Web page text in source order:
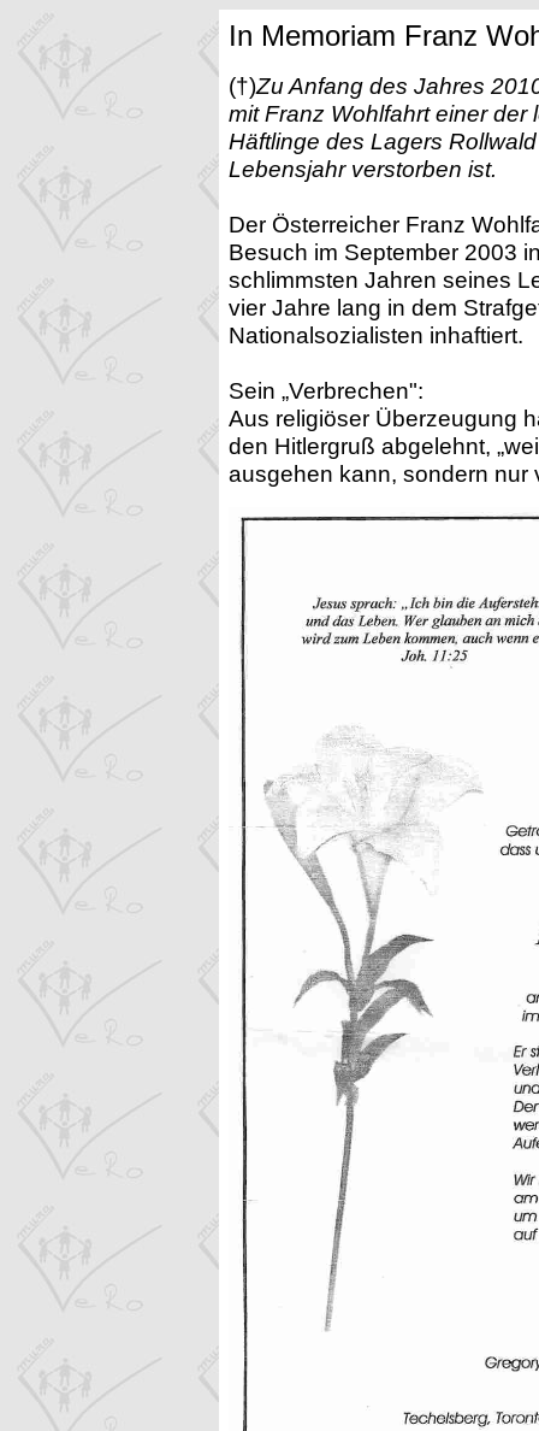
In Memoriam Franz
(†)Zu Anfang des Jahres
mit Franz Wohlfahrt einer
Häftlinge des Lagers
Lebensjahr verstorben ist.
Der Österreicher Franz
Besuch im September 2003
schlimmsten Jahren seines
vier Jahre lang in dem
Nationalsozialisten inhaftiert.
Sein „Verbrechen":
Aus religiöser Überzeugung
den Hitlergruß abgelehnt,
ausgehen kann, sondern nur